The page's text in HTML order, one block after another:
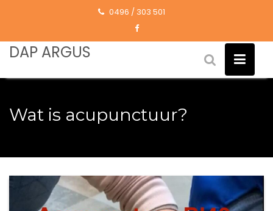
0496 / 303 501
DAP ARGUS
Wat is acupunctuur?